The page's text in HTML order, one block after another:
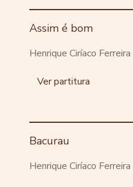
Assim é bom
Henrique Ciríaco Ferreira
Ver partitura
Bacurau
Henrique Ciríaco Ferreira